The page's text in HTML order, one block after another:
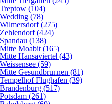
Treptow (104)
Wedding (78)
Wilmersdorf (275)
Zehlendorf (424)
Spandau (138)
Mitte Moabit (165)
Mitte Hansaviertel (43)
Weissensee (59)
Mitte Gesundbrunnen (81)
Tempelhof Flughafen (39)
Brandenburg (517)
Potsdam (261)